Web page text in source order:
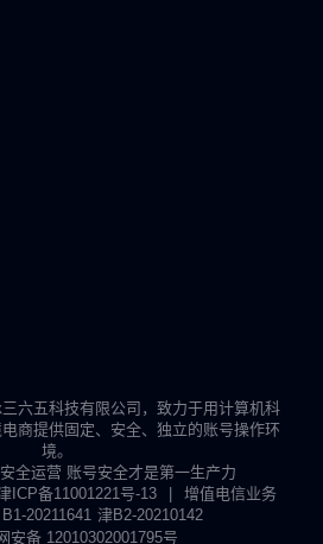
六五科技有限公司，致力于用计算机科
商提供固定、安全、独立的账号操作环
境。
全运营 账号安全才是第一生产力
ICP备11001221号-13
增值电信业务
20211641 津B2-20210142
安备 12010302001795号